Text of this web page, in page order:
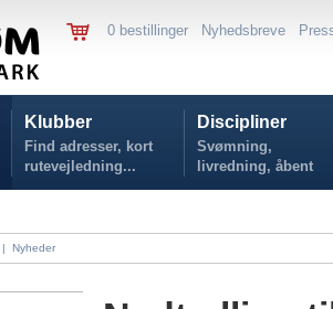
0 bestillinger Nyhedsbreve
Klubber
Find adresser, kort
rutevejledning...
Discipliner
Svømning,
livredning, åbent
vand...
| Nyheder